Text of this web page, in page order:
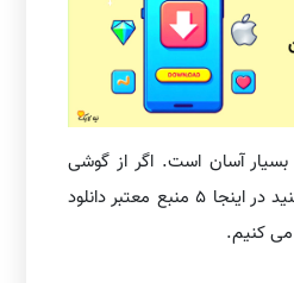
بسیار آسان است. اگر از گوشی
آیفون اپل استفاده می کنید در اینجا 5 منبع معتبر دانلود